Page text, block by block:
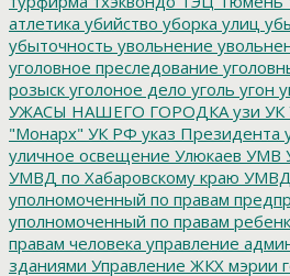
атлетика убийство уборка улиц
убыточность увольнение
уголовное преследование
розыск уголоное дело уголь угон
УЖАСЫ НАШЕГО ГОРОДКА узи УК
"Монарх" УК РФ указ Президента
уличное освещение Улюкаев УМВ
УМВД по Хабаровскому краю УМВД
уполномоченный по правам
уполномоченный по правам
правам человека управление
зданиями Управление ЖКХ мэрии